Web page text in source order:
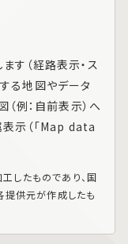
す（経路表示・ス
る地図やデータ
例：自前表示）へ
示（「Map data
したものであり、国
提供元が作成したも